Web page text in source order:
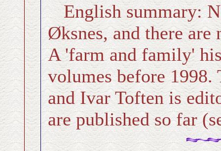
English summary:
Øksnes, and there are
A 'farm and family'
volumes before
and Ivar Toften is
are published so far